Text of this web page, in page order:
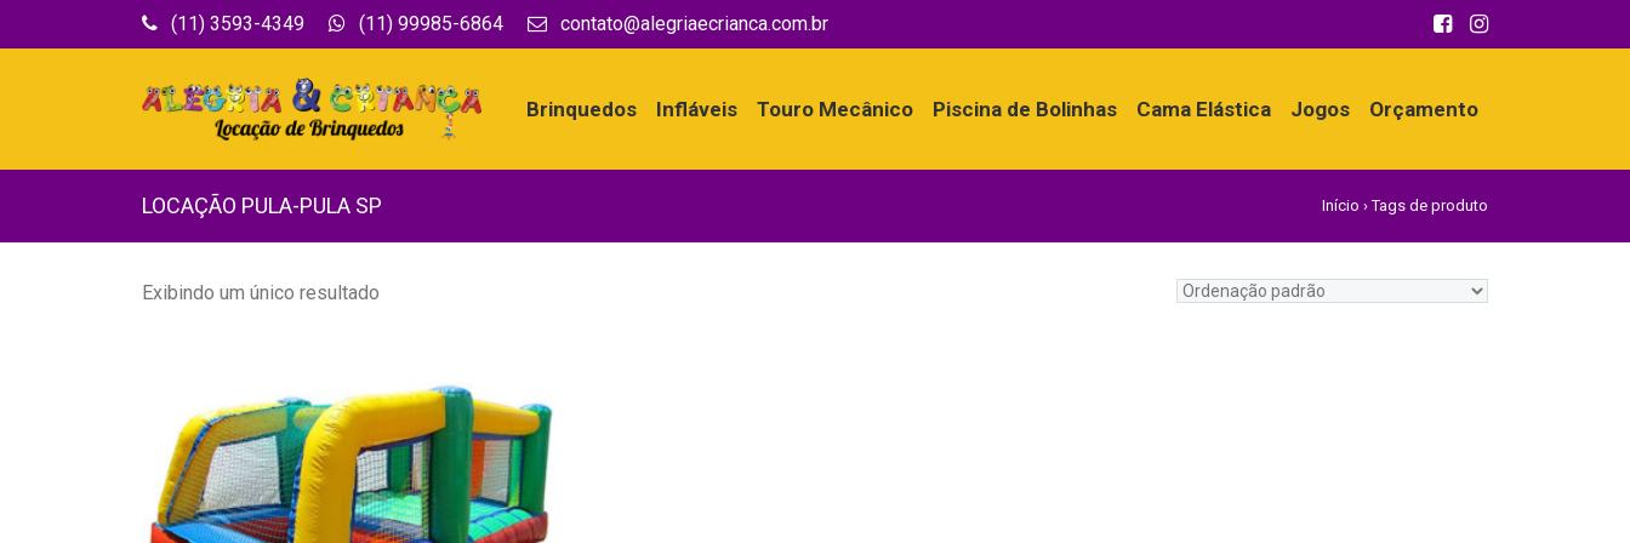
(11) 3593-4349 (11) 99985-6864 contato@alegriaecrianca.com.br
Brinquedos Infláveis Touro Mecânico Piscina de Bolinhas Cama Elástica Jogos Orçamento
LOCAÇÃO PULA-PULA SP Início ›Tags de produto
Exibindo um único resultado